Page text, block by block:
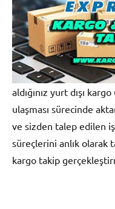
aldığınız yurt dışı
ulaşması sürecinde
ve sizden talep edilen
süreçlerini anlık olarak
kargo takip